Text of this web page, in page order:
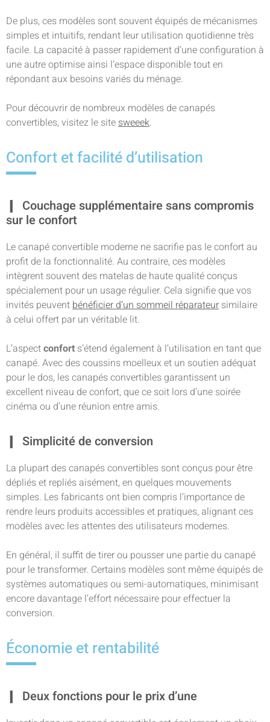
De plus, ces modèles sont souvent équipés de mécanismes
simples et intuitifs, rendant leur utilisation quotidienne très
facile. La capacité à passer rapidement d’une configuration à
une autre optimise ainsi l’espace disponible tout en
répondant aux besoins variés du ménage.
Pour découvrir de nombreux modèles de canapés
convertibles, visitez le sitesweeek.
Confort et facilité d’utilisation
Couchage supplémentaire sans compromis
sur le confort
Le canapé convertible moderne ne sacrifie pas le confort au
profit de la fonctionnalité. Au contraire, ces modèles
intègrent souvent des matelas de haute qualité conçus
spécialement pour un usage régulier. Cela signifie que vos
invités peuventbénéficier d’un sommeil réparateur similaire
à celui offert par un véritable lit.
L’aspectconfort s’étend également à l’utilisation en tant que
canapé. Avec des coussins moelleux et un soutien adéquat
pour le dos, les canapés convertibles garantissent un
excellent niveau de confort, que ce soit lors d’une soirée
cinéma ou d’une réunion entre amis.
Simplicité de conversion
La plupart des canapés convertibles sont conçus pour être
dépliés et repliés aisément, en quelques mouvements
simples. Les fabricants ont bien compris l’importance de
rendre leurs produits accessibles et pratiques, alignant ces
modèles avec les attentes des utilisateurs modernes.
En général, il suffit de tirer ou pousser une partie du canapé
pour le transformer. Certains modèles sont même équipés de
systèmes automatiques ou semi-automatiques, minimisant
encore davantage l’effort nécessaire pour effectuer la
conversion.
Économie et rentabilité
Deux fonctions pour le prix d’une